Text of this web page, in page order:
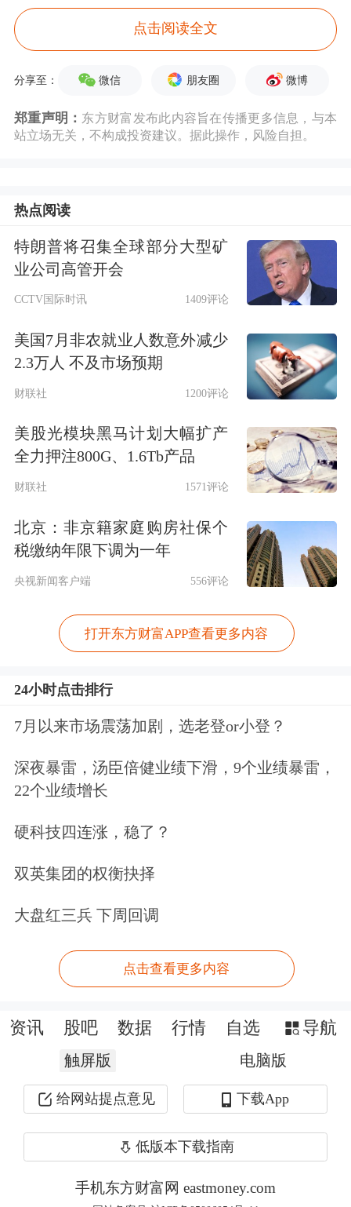
链这类周期成长品景气度仍然持续，但
预期差相对而言也更小。对于传统周期
品，建议聚焦在真实发生产能出清或者
供给有绝对约束的品种上，比如 磷化
工、MDI、氨纶、染料、草甘膦、尿
华泰证券
期
中美元首北京会晤或将进行，市场当前
交投活跃，但来自事件驱动、海外催化
与业绩验证三个维度的信号均指向短期
上行空间收窄。其一，复盘看，会晤
后，A股胜率不高，风格略偏防御，中
游材料占优。其二，对于科技板块，美
股AI巨头财报密集落地，本周需观测美
股衍生品表现及国内大厂财报。其三，
一季报高景气方向定价已相对充分。
度降低仓位，在结构上做好轮动。第
持超配，但在内部适度轮动，由前期浮
盈较厚的半导体等AI硬件向泛AI链中近
期性价比提升的锂电/储能等适度切
换。第二，AI链外的交易性仓位建议增
配景气趋势仍在、但超额收益落后的
化工品，如尿素、硫磺等。
招商证券 ：A股进入业绩验证阶段
近期海外算力、国产算力、锂电三个主
的是海外算力基础设施，锂电处于景气
修复阶段。同时，一季报的披露进一步
验证了整体A股业绩进入上行趋势，同
点击阅读全文
分享至： 微信 朋友圈 微博
郑重声明： 东方财富发布此内容旨在传播更多信息，与本
站立场无关，不构成投资建议。据此操作，风险自担。
热点阅读
特朗普将召集全球部分大型矿
业公司高管开会
CCTV国际时讯 1409评论
美国7月非农就业人数意外减少
2.3万人 不及市场预期
财联社 1200评论
美股光模块黑马计划大幅扩产
全力押注800G、1.6Tb产品
财联社 1571评论
北京：非京籍家庭购房社保个
税缴纳年限下调为一年
央视新闻客户端 556评论
打开东方财富APP查看更多内容
24小时点击排行
7月以来市场震荡加剧，选老登or小登？
深夜暴雷，汤臣倍健业绩下滑，9个业绩暴雷，
22个业绩增长
硬科技四连涨，稳了？
双英集团的权衡抉择
大盘红三兵 下周回调
点击查看更多内容
资讯 股吧 数据 行情 自选 导航
触屏版 电脑版
给网站提点意见 下载App
低版本下载指南
手机东方财富网 eastmoney.com